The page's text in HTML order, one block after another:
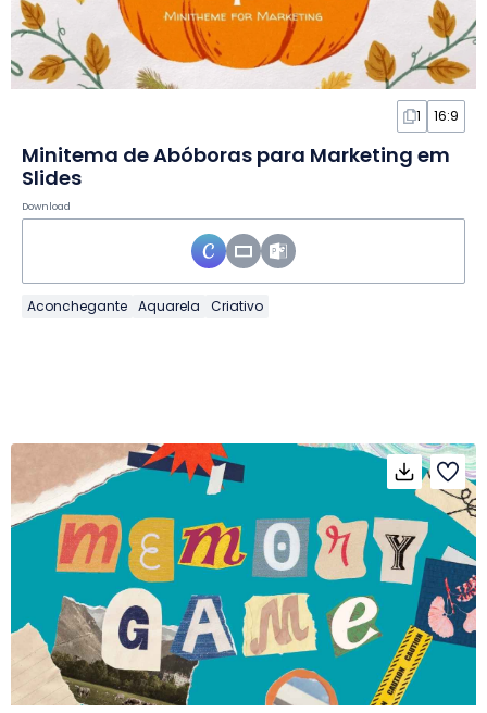
1 16:9
Minitema de Abóboras para Marketing em
Slides
Download
Aconchegante Aquarela Criativo